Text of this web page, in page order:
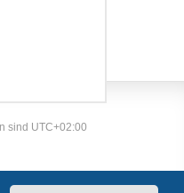
sind UTC+02:00